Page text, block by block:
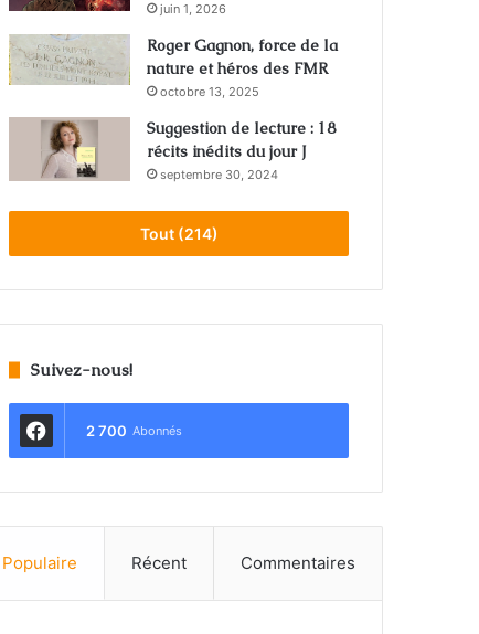
juin 1, 2026
Roger Gagnon, force de la
nature et héros des FMR
octobre 13, 2025
Suggestion de lecture : 18
récits inédits du jour J
septembre 30, 2024
Tout (214)
Suivez-nous!
2 700 Abonnés
Populaire Récent Commentaires